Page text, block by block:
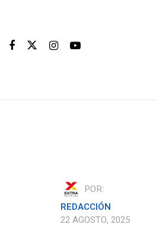
POR:
REDACCIÓN
22 AGOSTO, 2025